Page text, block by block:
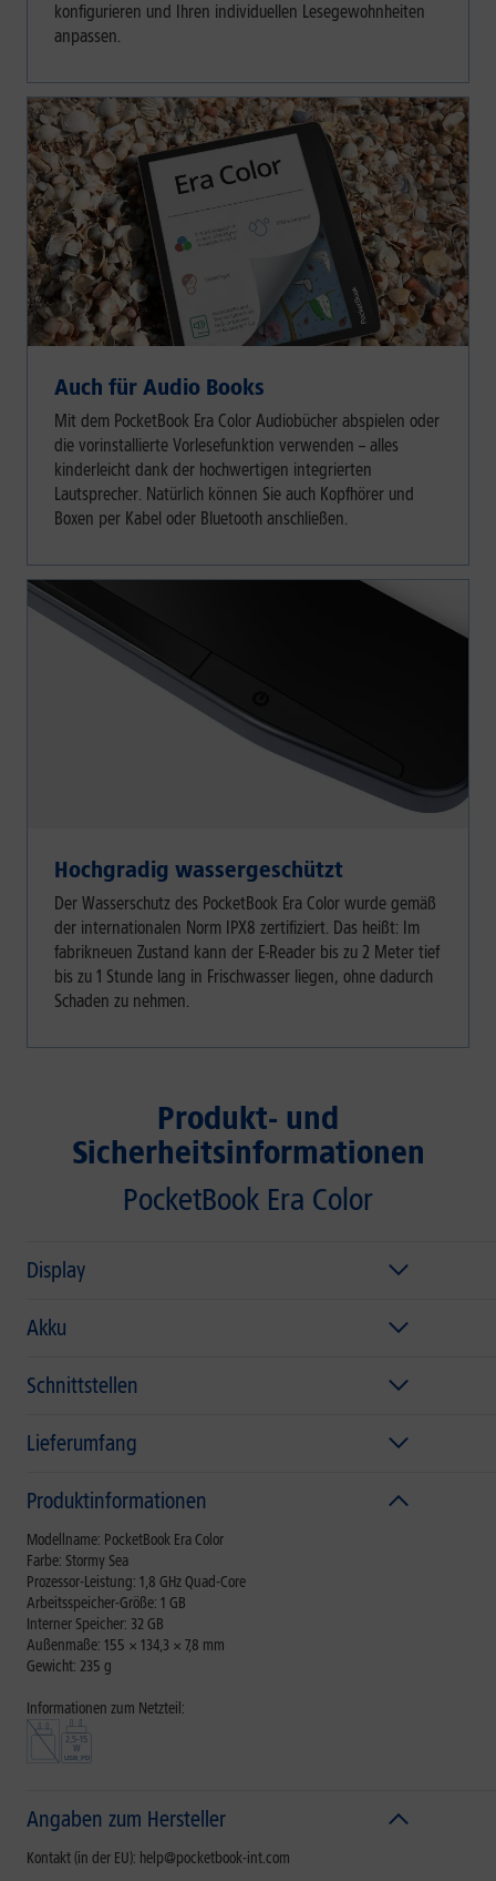
konfigurieren und Ihren individuellen Lesegewohnheiten
anpassen.
Auch für Audio Books
Mit dem PocketBook Era Color Audiobücher abspielen oder
die vorinstallierte Vorlesefunktion verwenden – alles
kinderleicht dank der hochwertigen integrierten
Lautsprecher. Natürlich können Sie auch Kopfhörer und
Boxen per Kabel oder Bluetooth anschließen.
Hochgradig wassergeschützt
Der Wasserschutz des PocketBook Era Color wurde gemäß
der internationalen Norm IPX8 zertifiziert. Das heißt: Im
fabrikneuen Zustand kann der E-Reader bis zu 2 Meter tief
bis zu 1 Stunde lang in Frischwasser liegen, ohne dadurch
Schaden zu nehmen.
Produkt- und
Sicherheitsinformationen
PocketBook Era Color
Display
Akku
Schnittstellen
Lieferumfang
Produktinformationen
Modellname: PocketBook Era Color
Farbe: Stormy Sea
Prozessor-Leistung: 1,8 GHz Quad-Core
Arbeitsspeicher-Größe: 1 GB
Interner Speicher: 32 GB
Außenmaße: 155 × 134,3 × 7,8 mm
Gewicht: 235 g
Informationen zum Netzteil:
Angaben zum Hersteller
Kontakt (in der EU): help@pocketbook-int.com